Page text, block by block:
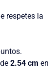
respetes la
2.54 cm en